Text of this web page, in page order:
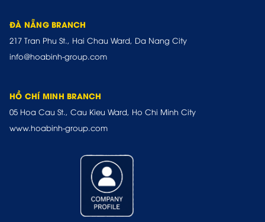
ĐÀ NẴNG BRANCH
217 Tran Phu St., Hai Chau Ward, Da Nang City
info@hoabinh-group.com
HỒ CHÍ MINH BRANCH
05 Hoa Cau St., Cau Kieu Ward, Ho Chi Minh City
www.hoabinh-group.com